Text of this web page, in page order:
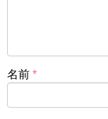
名前 *